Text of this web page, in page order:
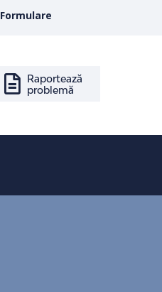
Formulare
Raportează
problemă